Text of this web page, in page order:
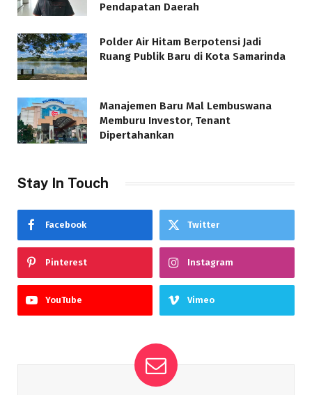
Pendapatan Daerah
Polder Air Hitam Berpotensi Jadi
Ruang Publik Baru di Kota Samarinda
Manajemen Baru Mal Lembuswana
Memburu Investor, Tenant
Dipertahankan
Stay In Touch
Facebook Twitter
Pinterest Instagram
YouTube Vimeo